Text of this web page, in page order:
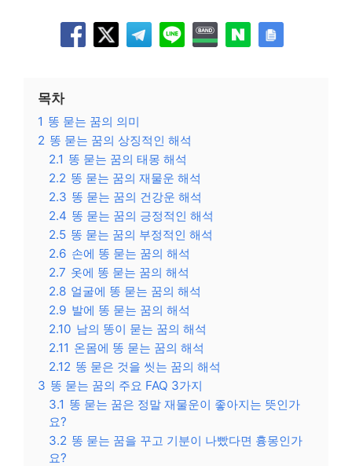
목차
1 똥 묻는 꿈의 의미
2 똥 묻는 꿈의 상징적인 해석
2.1 똥 묻는 꿈의 태몽 해석
2.2 똥 묻는 꿈의 재물운 해석
2.3 똥 묻는 꿈의 건강운 해석
2.4 똥 묻는 꿈의 긍정적인 해석
2.5 똥 묻는 꿈의 부정적인 해석
2.6 손에 똥 묻는 꿈의 해석
2.7 옷에 똥 묻는 꿈의 해석
2.8 얼굴에 똥 묻는 꿈의 해석
2.9 발에 똥 묻는 꿈의 해석
2.10 남의 똥이 묻는 꿈의 해석
2.11 온몸에 똥 묻는 꿈의 해석
2.12 똥 묻은 것을 씻는 꿈의 해석
3 똥 묻는 꿈의 주요 FAQ 3가지
3.1 똥 묻는 꿈은 정말 재물운이 좋아지는 뜻인가
요?
3.2 똥 묻는 꿈을 꾸고 기분이 나빴다면 흉몽인가
요?